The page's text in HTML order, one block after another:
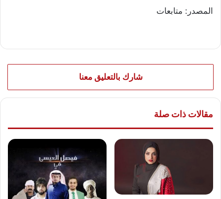
المصدر: متابعات
شارك بالتعليق معنا
مقالات ذات صلة